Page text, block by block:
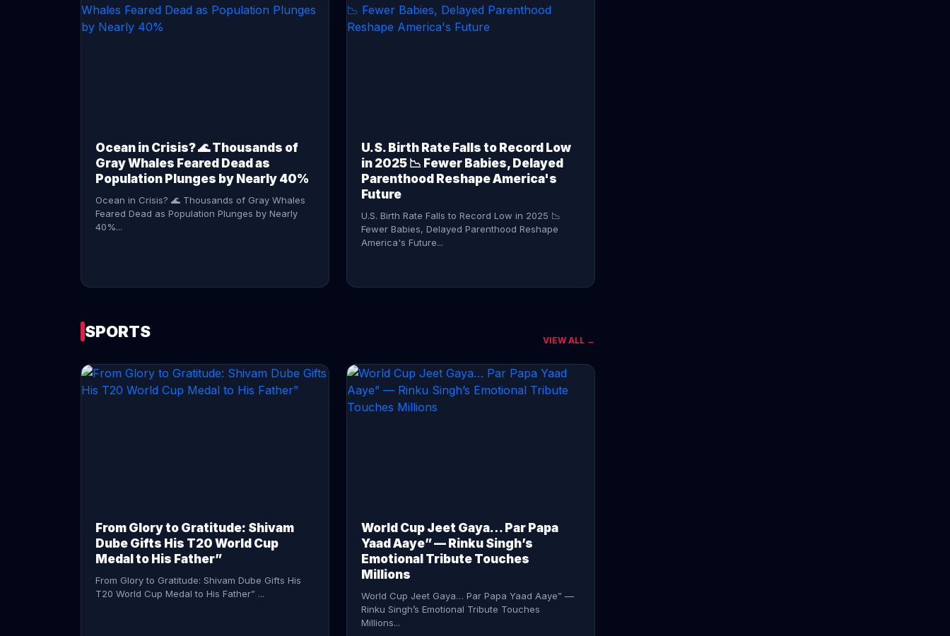
Ocean in Crisis? 🌊 Thousands of
Gray Whales Feared Dead as
Population Plunges by Nearly 40%
Ocean in Crisis? 🌊 Thousands of Gray Whales
Feared Dead as Population Plunges by Nearly
40%...
U.S. Birth Rate Falls to Record Low
in 2025 📉 Fewer Babies, Delayed
Parenthood Reshape America's
Future
U.S. Birth Rate Falls to Record Low in 2025 📉
Fewer Babies, Delayed Parenthood Reshape
America's Future...
CONTINUE READING →
SPORTS VIEW ALL →
From Glory to Gratitude: Shivam
Dube Gifts His T20 World Cup
Medal to His Father”
From Glory to Gratitude: Shivam Dube Gifts His
T20 World Cup Medal to His Father” ...
World Cup Jeet Gaya… Par Papa
Yaad Aaye” — Rinku Singh’s
Emotional Tribute Touches
Millions
World Cup Jeet Gaya… Par Papa Yaad Aaye” —
Rinku Singh’s Emotional Tribute Touches
Millions...